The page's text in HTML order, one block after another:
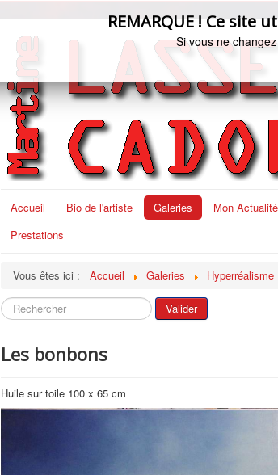
Accueil Bio de l'artiste Galeries Mon Actualité
Prestations
Vous êtes ici : Accueil Galeries Hyperréalisme
REMARQUE ! Ce site
Si vous ne
Rechercher Valider
Les bonbons
Huile sur toile 100 x 65 cm